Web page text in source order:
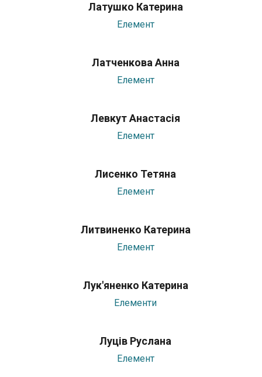
Латушко Катерина
Елемент
Латченкова Анна
Елемент
Левкут Анастасія
Елемент
Лисенко Тетяна
Елемент
Литвиненко Катерина
Елемент
Лук'яненко Катерина
Елементи
Луців Руслана
Елемент